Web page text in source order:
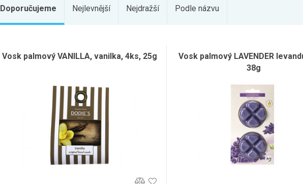
Doporučujeme Nejlevnější Nejdražší Podle názvu
Vosk palmový VANILLA, vanilka, 4ks, 25g
Vosk palmový LAVENDER
38g